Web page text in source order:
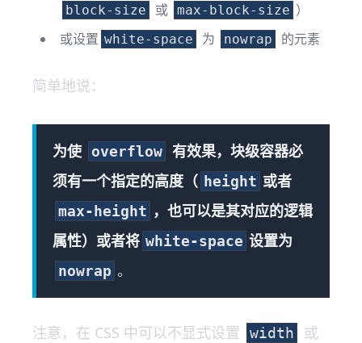
block-size 或 max-block-size ）
或设置 white-space 为 nowrap 的元素
简单地说：
为使 overflow 有效果，块级容器必
须有一个指定的高度（ height 或者
max-height ，也可以是其对应的逻辑
属性）或者将 white-space 设置为
nowrap 。
注意，在 CSS 中可以不显式设置 width 或